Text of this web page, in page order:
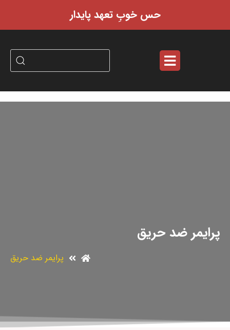
حس خوبِ تعهد پایدار
پرایمر ضد حریق
پرایمر ضد حریق